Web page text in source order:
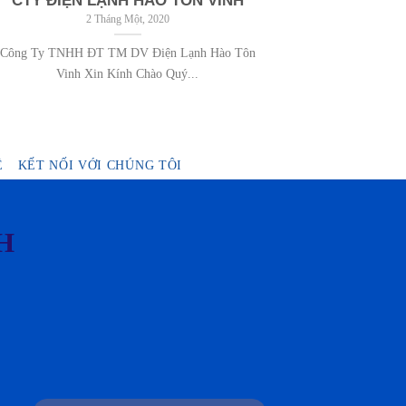
2 Tháng Một, 2020
Công Ty TNHH ĐT TM DV Điện Lạnh Hào Tôn
Vinh Xin Kính Chào Quý...
KẾT NỐI VỚI CHÚNG TÔI